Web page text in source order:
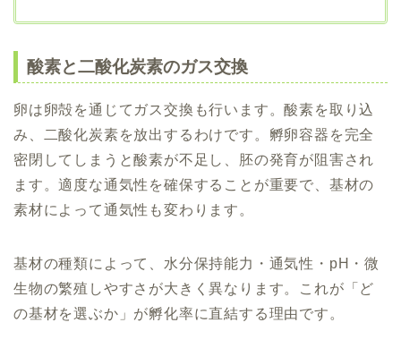
酸素と二酸化炭素のガス交換
卵は卵殻を通じてガス交換も行います。酸素を取り込
み、二酸化炭素を放出するわけです。孵卵容器を完全
密閉してしまうと酸素が不足し、胚の発育が阻害され
ます。適度な通気性を確保することが重要で、基材の
素材によって通気性も変わります。
基材の種類によって、水分保持能力・通気性・pH・微
生物の繁殖しやすさが大きく異なります。これが「ど
の基材を選ぶか」が孵化率に直結する理由です。